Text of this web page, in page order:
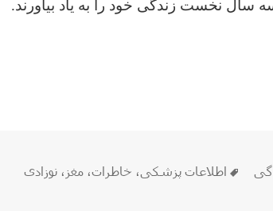
سال نخست زندگی خود را به یاد بیاورند.
نیست ؟
برچسب‌ها
اطلاعات پزشکی، خاطرات،مغز ،نوزادی